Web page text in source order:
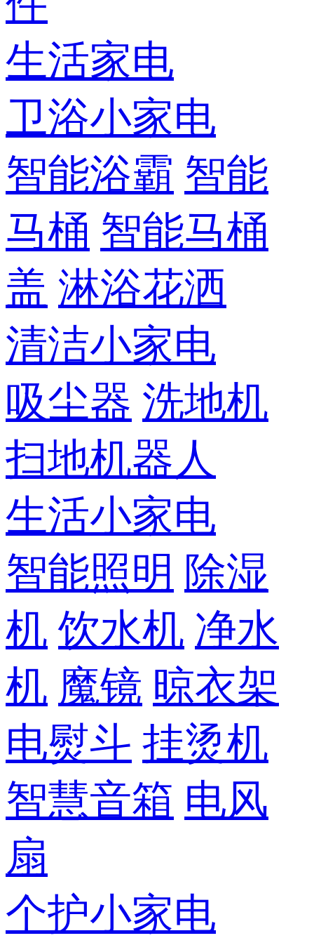
生活家电
卫浴小家电
智能浴霸 智能
马桶 智能马桶
盖 淋浴花洒
清洁小家电
吸尘器 洗地机
扫地机器人
生活小家电
智能照明 除湿
机 饮水机 净水
机 魔镜 晾衣架
电熨斗 挂烫机
智慧音箱 电风
扇
个护小家电